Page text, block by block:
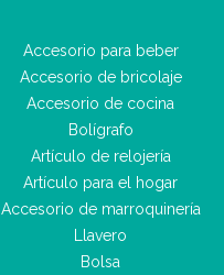
Accesorio para beber
Accesorio de bricolaje
Accesorio de cocina
Bolígrafo
Artículo de relojería
Artículo para el hogar
Accesorio de marroquinería
Llavero
Bolsa